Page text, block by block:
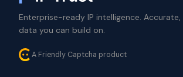
Enterprise-ready IP intelligence. Accurate,
data you can build on.
A Friendly Captcha product